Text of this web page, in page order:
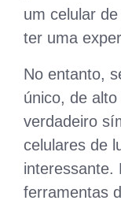
um celular
ter uma
No entanto,
único, de
verdadeiro
celulares de
interessante.
ferramentas